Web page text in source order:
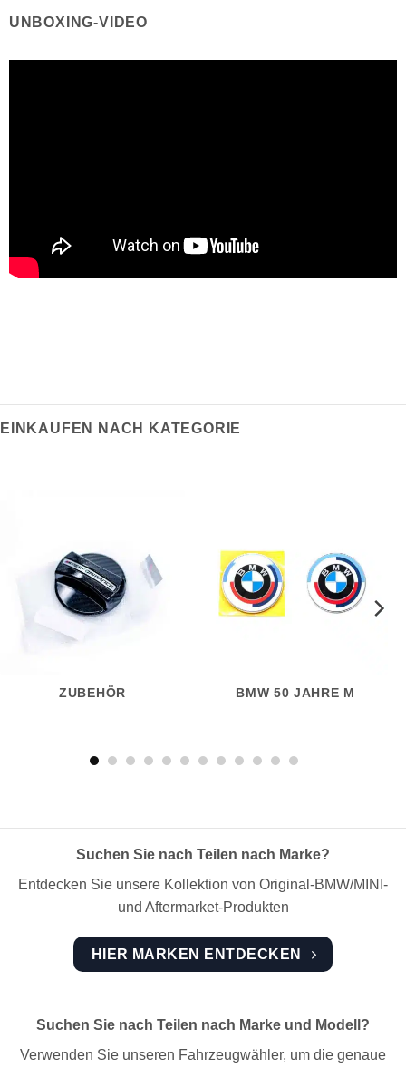
UNBOXING-VIDEO
EINKAUFEN NACH KATEGORIE
ZUBEHÖR BMW 50 JAHRE M
Suchen Sie nach Teilen nach Marke?
Entdecken Sie unsere Kollektion von Original-BMW/MINI-
und Aftermarket-Produkten
HIER MARKEN ENTDECKEN
Suchen Sie nach Teilen nach Marke und Modell?
Verwenden Sie unseren Fahrzeugwähler, um die genaue